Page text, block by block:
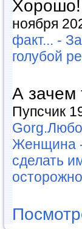
ноября
факт... -
голубой
А зачем
Пупсчик
Женщина
сделать